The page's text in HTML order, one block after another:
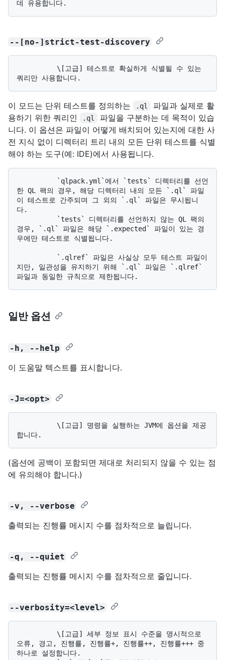
--[no-]strict-test-discovery
이 모드는 단위 테스트를 정의하는 .ql
파일과 실제로 활
용하기 위한 쿼리인
.ql
파일을 구분하는 데 목적이 있습
니다. 이 옵션은 파일이 어떻게 배치되어 있는지에 대한 사
전 지식 없이 디렉터리 트리 내의 모든 단위 테스트를 식별
해야 하는 도구(예: IDE)에서 사용됩니다.
한 QL 팩의 경우, 해당 디렉터리 내의 모든 `.ql` 파일
이 테스트로 간주되며 그 외의 `.ql` 파일은 무시됩니
다.
경우, `.ql` 파일은 해당 `.expected` 파일이 있는 경
우에만 테스트로 식별됩니다.
지만, 일관성을 유지하기 위해 `.ql` 파일은 `.qlref`
일반 옵션
-h, --help
이 도움말 텍스트를 표시합니다.
-J=<opt>
(옵션에 공백이 포함되면 제대로 처리되지 않을 수 있는 점
에 유의해야 합니다.)
-v, --verbose
출력되는 진행률 메시지 수를 점차적으로 늘립니다.
-q, --quiet
출력되는 진행률 메시지 수를 점차적으로 줄입니다.
--verbosity=<level>
오류, 경고, 진행률, 진행률+, 진행률++, 진행률+++ 중
하나로 설정합니다.